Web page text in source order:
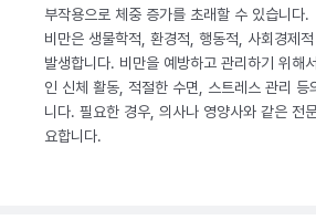
부작용으로 체중 증가를 초래할 수 있습니다.
비만은 생물학적, 환경적, 행동적, 사회경제
발생합니다. 비만을 예방하고 관리하기 위해
인 신체 활동, 적절한 수면, 스트레스 관리 등
니다. 필요한 경우, 의사나 영양사와 같은 전
요합니다.